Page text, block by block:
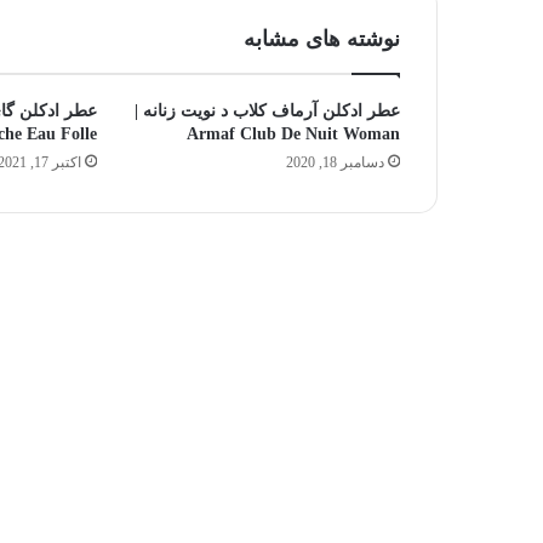
نوشته های مشابه
عطر ادکلن آرماف کلاب د نویت زنانه |
Armaf Club De Nuit Woman
دسامبر 18, 2020
Eau Folle
اکتبر 17, 2021
را
آگوست 5, 2025
جالب‌ترین و محبوب‌ترین نت‌های عطر را
بشناسید